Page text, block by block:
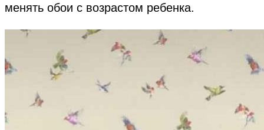
менять обои с возрастом ребенка.